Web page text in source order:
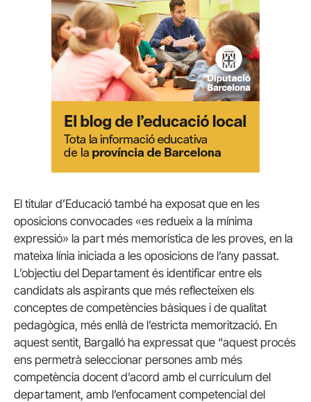
El titular d’Educació també ha exposat que en les
oposicions convocades «es redueix a la mínima
expressió» la part més memorística de les proves, en la
mateixa línia iniciada a les oposicions de l’any passat.
L’objectiu del Departament és identificar entre els
candidats als aspirants que més reflecteixen els
conceptes de competències bàsiques i de qualitat
pedagògica, més enllà de l’estricta memorització. En
aquest sentit, Bargalló ha expressat que “aquest procés
ens permetrà seleccionar persones amb més
competència docent d’acord amb el currículum del
departament, amb l’enfocament competencial del